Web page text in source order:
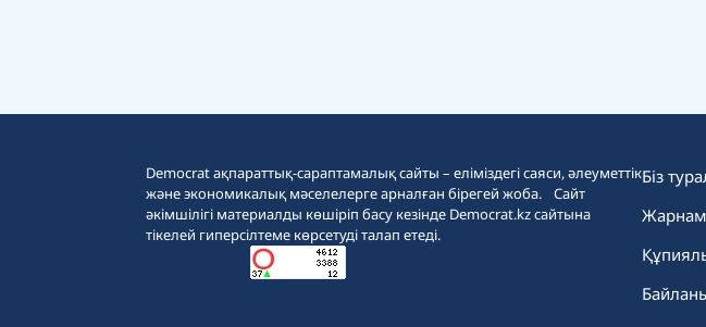
Democrat ақпараттық-сараптамалық сайты – еліміздегі саяси, әлеуметтік
және экономикалық мәселелерге арналған бірегей жоба. Сайт
әкімшілігі материалды көшіріп басу кезінде Democrat.kz сайтына
тікелей гиперсілтеме көрсетуді талап етеді.
Біз